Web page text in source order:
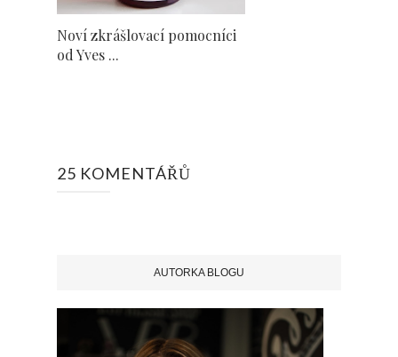
Noví zkrášlovací pomocníci
od Yves ...
25 KOMENTÁŘŮ
AUTORKA BLOGU